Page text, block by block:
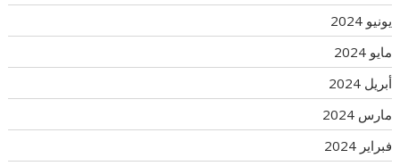
يونيو 2024
مايو 2024
أبريل 2024
مارس 2024
فبراير 2024